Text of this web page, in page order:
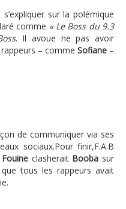
sur la polémique
comme « Le Boss du 9.3
. Il avoue ne pas avoir
– comme Sofiane –
de communiquer via ses
sociaux.Pour finir,F.A.B
clasherait Booba sur
tous les rappeurs avait